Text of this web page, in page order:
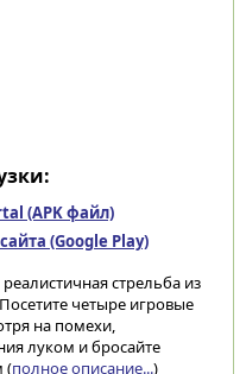
(APK файл)
(Google Play)
стрельба из
четыре игровые
на помехи,
луком и бросайте
(полное описание...)